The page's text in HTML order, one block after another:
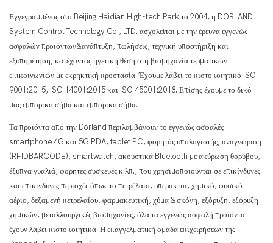
Εγγεγραμμένος στο Beijing Haidian High-tech Park το 2004, η DORLAND
System Control Technology Co., LTD. ασχολείται με την έρευνα εγγενώς
ασφαλών προϊόντων&ανάπτυξη, πωλήσεις, τεχνική υποστήριξη και
εξυπηρέτηση, κατέχοντας ηγετική θέση στη βιομηχανία τερματικών
επικοινωνιών με εκρηκτική προστασία. Έχουμε λάβει το πιστοποιητικό ISO
9001:2015, ISO 14001:2015 και ISO 45001:2018. Επίσης έχουμε το δικό
μας εμπορικό σήμα και εμπορικό σήμα.
Τα προϊόντα από την Dorland περιλαμβάνουν το εγγενώς ασφαλές
smartphone 4G και 5G.PDA, tablet PC, φορητός υπολογιστής, αναγνώριση
(RFIDBARCODE), smartwatch, ακουστικά Bluetooth με ακύρωση θορύβου,
έξυπνα γυαλιά, φορητές συσκευές κ.λπ., που χρησιμοποιούνται σε επικίνδυνες
και επικίνδυνες περιοχές όπως το πετρέλαιο, υπεράκτια, χημικό, φυσικό
αέριο, δεξαμενή πετρελαίου, φαρμακευτική, χύμα & σκόνη, εξόρυξη, εξόρυξη
χημικών, μεταλλουργικές βιομηχανίες, όλα τα εγγενώς ασφαλή προϊόντα
έχουν λάβει πιστοποιητικά. Η επαγγελματική ομάδα επιχειρήσεων της